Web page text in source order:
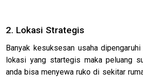
2. Lokasi Strategis
Banyak kesuksesan usaha
lokasi yang startegis maka peluang
anda bisa menyewa ruko di sekitar